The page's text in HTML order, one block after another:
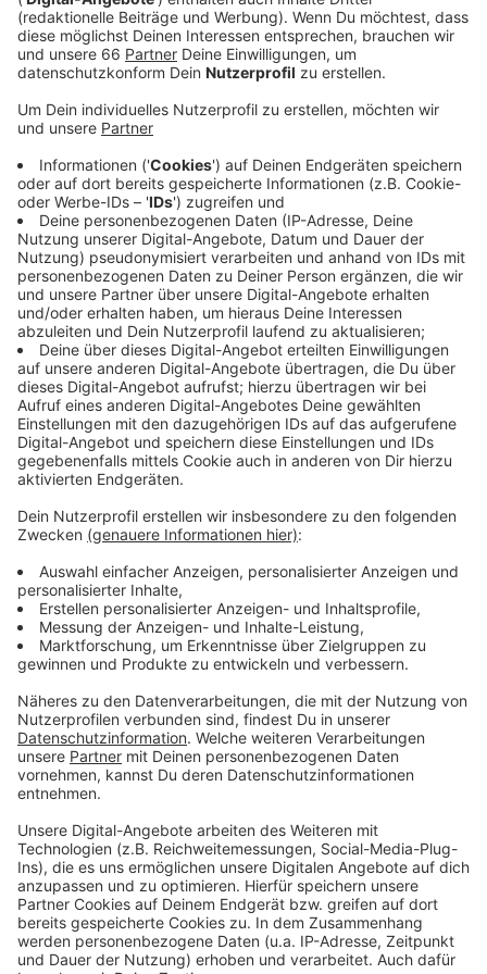
Veröffentlicht:Donnerstag, 02.06.2022 13:35
Dabei sollten wir uns auch die Campingplätze vor der
eigenen Haustür ansehen, rät der ADAC-Sprecher. Im
Vergleich zu vielen anderen Bundesländern sind die
Stellplätze in NRW günstiger. Eine Familie mit einem
Kind kann in unserem Bundesland im Schnitt für 37
Euro übernachten, in Schleswig-Holstein kosten die
Stellplätze rund 40 Euro pro Nacht.
Anzeige
Weitere Infos und Links zum Thema
Anzeige
Tipps des ADAC: Die fünf schönsten Camping-
Routen in NRW
Camping-Urlaub: Hier findet ihr Stellplätze beim
ADAC
Düsseldorf: Ende August (2022) findet der
Caravan-Salon wieder statt
Anzeige
Anzeige